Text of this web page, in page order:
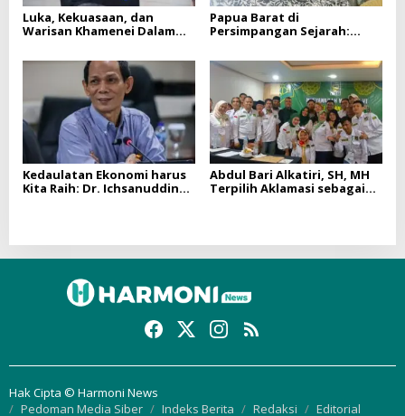
Luka, Kekuasaan, dan
Warisan Khamenei Dalam
Papua Barat di
Persimpangan Sejarah:
Resolusi Konflik
Kedaulatan Ekonomi harus
Kita Raih: Dr. Ichsanuddin
Abdul Bari Alkatiri, SH, MH
Terpilih Aklamasi sebagai
Hak Cipta © Harmoni News
Pedoman Media Siber
Indeks Berita Redaksi Editorial